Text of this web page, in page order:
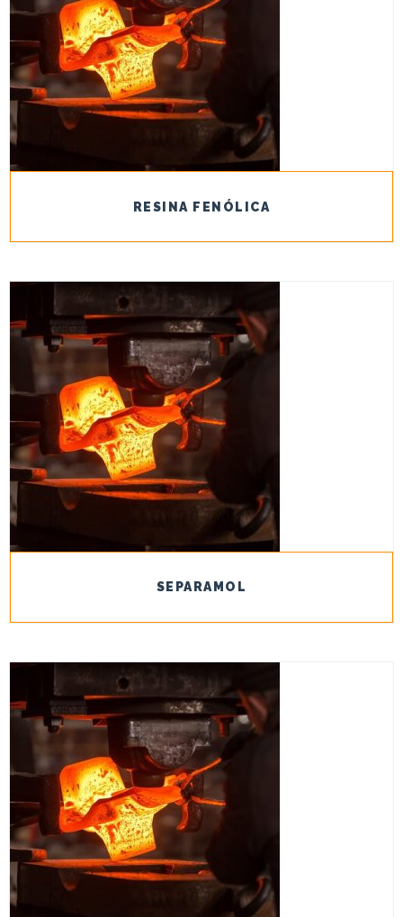
RESINA FENÓLICA
SEPARAMOL